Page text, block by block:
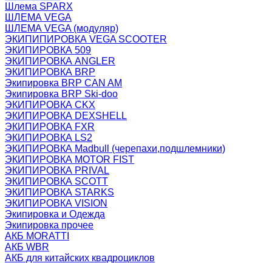
Шлема SPARX
ШЛЕМА VEGA
ШЛЕМА VEGA (модуляр)
ЭКИПИПИРОВКА VEGA SCOOTER
ЭКИПИРОВКА 509
ЭКИПИРОВКА ANGLER
ЭКИПИРОВКА BRP
Экипировка BRP CAN AM
Экипировка BRP Ski-doo
ЭКИПИРОВКА CKX
ЭКИПИРОВКА DEXSHELL
ЭКИПИРОВКА FXR
ЭКИПИРОВКА LS2
ЭКИПИРОВКА Madbull (черепахи,подшлемники)
ЭКИПИРОВКА MOTOR FIST
ЭКИПИРОВКА PRIVAL
ЭКИПИРОВКА SCOTT
ЭКИПИРОВКА STARKS
ЭКИПИРОВКА VISION
Экипировка и Одежда
Экипировка прочее
АКБ MORATTI
АКБ WBR
АКБ для китайских квадроциклов